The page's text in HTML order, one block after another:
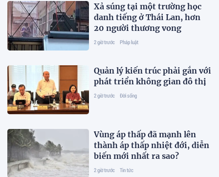
Xả súng tại một trường học
danh tiếng ở Thái Lan, hơn
20 người thương vong
2 giờ trước Pháp luật
Quản lý kiến trúc phải gắn với
phát triển không gian đô thị
2 giờ trước Đời sống
Vùng áp thấp đã mạnh lên
thành áp thấp nhiệt đới, diễn
biến mới nhất ra sao?
2 giờ trước Tin tức